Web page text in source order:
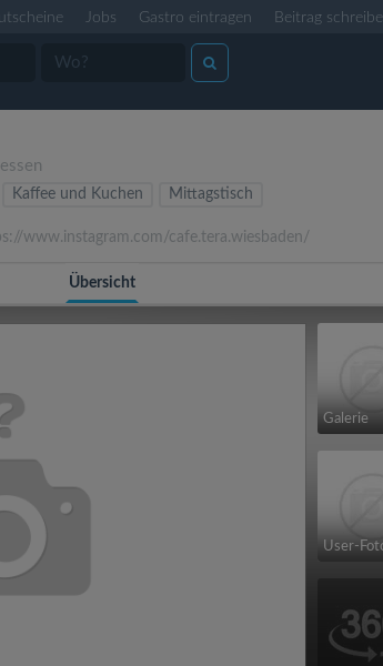
Jobs Gastro eintragen Beitrag
Kaffee und Kuchen Mittagstisch
www.instagram.com/cafe.tera.wiesbaden/
Übersicht
Galerie
User-